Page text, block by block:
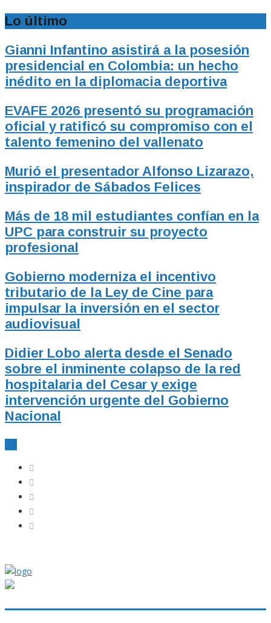
Lo último
Gianni Infantino asistirá a la posesión
presidencial en Colombia: un hecho
inédito en la diplomacia deportiva
EVAFE 2026 presentó su programación
oficial y ratificó su compromiso con el
talento femenino del vallenato
Murió el presentador Alfonso Lizarazo,
inspirador de Sábados Felices
Más de 18 mil estudiantes confían en la
UPC para construir su proyecto
profesional
Gobierno moderniza el incentivo
tributario de la Ley de Cine para
impulsar la inversión en el sector
audiovisual
Didier Lobo alerta desde el Senado
sobre el inminente colapso de la red
hospitalaria del Cesar y exige
intervención urgente del Gobierno
Nacional